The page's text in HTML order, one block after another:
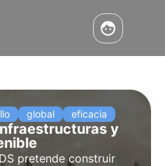
global eficacia
y
pretende construir